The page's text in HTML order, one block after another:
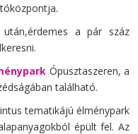
a pár száz
Ópusztaszeren, a
található.
tematikájú élménypark
épült fel. Az